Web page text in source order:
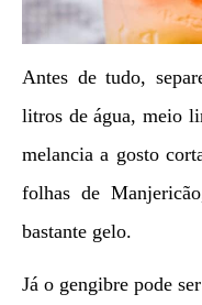
Antes de tudo,
litros de água, meio
melancia a gosto
folhas de
bastante gelo.
Já o gengibre pode